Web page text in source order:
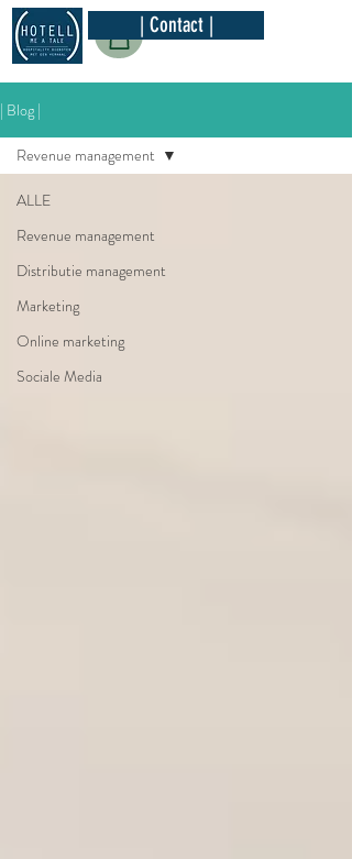
| Contact |
| Blog |
ALLE
Revenue management
Distributie management
Marketing
Online marketing
Sociale Media
Revenue management